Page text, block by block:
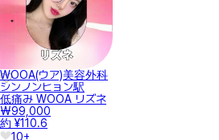
WOOA(ウア)美容外科
シンノンヒョン駅
低痛み WOOA リズネ
₩99,000
約 ¥110.6
10+